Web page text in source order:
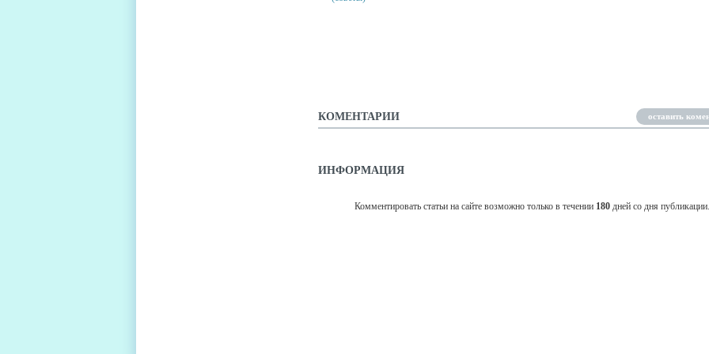
КОМЕНТАРИИ оставить
ИНФОРМАЦИЯ
Комментировать статьи на сайте возможно только в течении 180дней со дня публикации.